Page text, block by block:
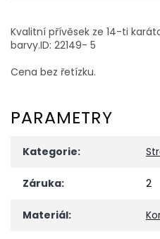
Kvalitní přívěsek ze 14-ti
barvy.ID: 22149- 5
Cena bez řetízku.
PARAMETRY
Kategorie:
Záruka: 2
Materiál: